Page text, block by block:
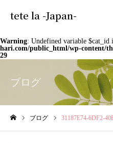
tete la -Japan-
Warning: Undefined variable $cat_id
hari.com/public_html/wp-content/
29
ブログ
ブログ 31187E74-6DF2-